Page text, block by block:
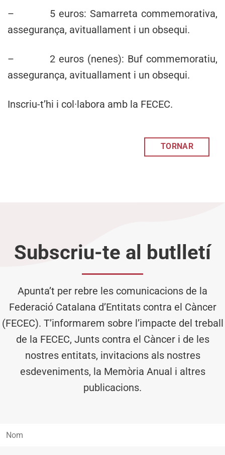
– 5 euros: Samarreta commemorativa,
assegurança, avituallament i un obsequi.
– 2 euros (nenes): Buf commemoratiu,
assegurança, avituallament i un obsequi.
Inscriu-t’hi i col·labora amb la FECEC.
TORNAR
Subscriu-te al butlletí
Apunta’t per rebre les comunicacions de la
Federació Catalana d’Entitats contra el Càncer
(FECEC). T’informarem sobre l’impacte del treball
de la FECEC, Junts contra el Càncer i de les
nostres entitats, invitacions als nostres
esdeveniments, la Memòria Anual i altres
publicacions.